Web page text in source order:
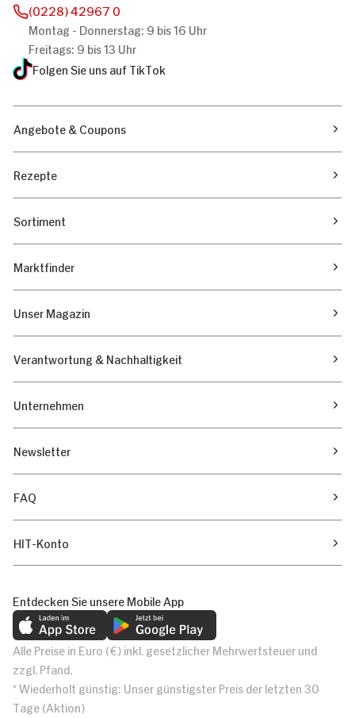
(0228) 42967 0
Montag - Donnerstag: 9 bis 16 Uhr
Freitags: 9 bis 13 Uhr
Folgen Sie uns auf TikTok
Angebote & Coupons
Rezepte
Sortiment
Marktfinder
Unser Magazin
Verantwortung & Nachhaltigkeit
Unternehmen
Newsletter
FAQ
HIT-Konto
Entdecken Sie unsere Mobile App
Alle Preise in Euro (€) inkl. gesetzlicher Mehrwertsteuer und
zzgl. Pfand.
* Wiederholt günstig: Unser günstigster Preis der letzten 30
Tage (Aktion)